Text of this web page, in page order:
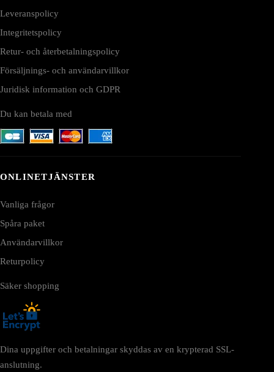
Leveranspolicy
Integritetspolicy
Retur- och återbetalningspolicy
Försäljnings- och användarvillkor
Juridisk information och GDPR
Du kan betala med
ONLINETJÄNSTER
Vanliga frågor
Spåra paket
Användarvillkor
Returpolicy
Säker shopping
Dina uppgifter och betalningar skyddas av en krypterad SSL-
anslutning.